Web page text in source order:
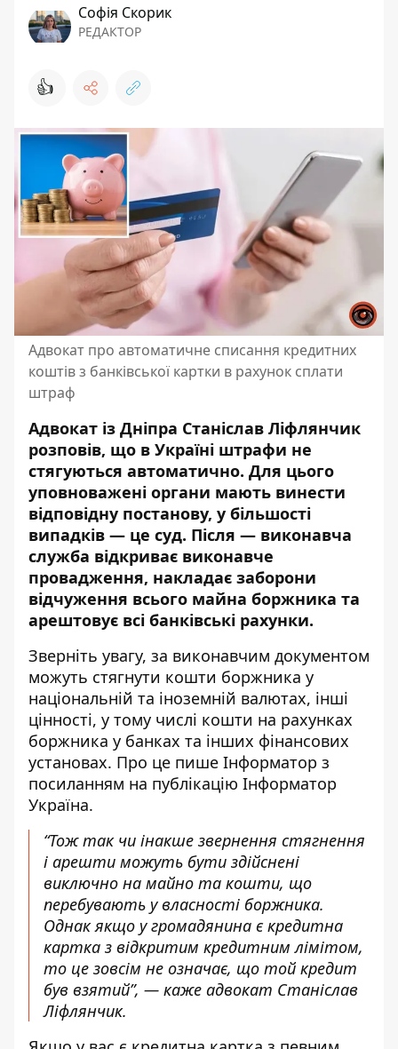
Софія Скорик
РЕДАКТОР
👍
Адвокат про автоматичне списання кредитних
коштів з банківської картки в рахунок сплати
штраф
Адвокат із Дніпра Станіслав Ліфлянчик
розповів, що в Україні штрафи не
стягуються автоматично. Для цього
уповноважені органи мають винести
відповідну постанову, у більшості
випадків — це суд. Після — виконавча
служба відкриває виконавче
провадження, накладає заборони
відчуження всього майна боржника та
арештовує всі банківські рахунки.
Зверніть увагу, за виконавчим документом
можуть стягнути кошти боржника у
національній та іноземній валютах, інші
цінності, у тому числі кошти на рахунках
боржника у банках та інших фінансових
установах. Про це пише Інформатор з
посиланням на публікацію Інформатор
Україна.
“Тож так чи інакше звернення стягнення
і арешти можуть бути здійснені
виключно на майно та кошти, що
перебувають у власності боржника.
Однак якщо у громадянина є кредитна
картка з відкритим кредитним лімітом,
то це зовсім не означає, що той кредит
був взятий”, — каже адвокат Станіслав
Ліфлянчик.